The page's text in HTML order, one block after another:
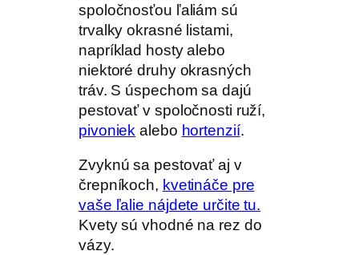
spoločnosťou ľaliám sú
trvalky okrasné listami,
napríklad hosty alebo
niektoré druhy okrasných
tráv. S úspechom sa dajú
pestovať v spoločnosti ruží,
pivoniek alebo hortenzií.
Zvyknú sa pestovať aj v
črepníkoch, kvetináče pre
vaše ľalie nájdete určite tu.
Kvety sú vhodné na rez do
vázy.